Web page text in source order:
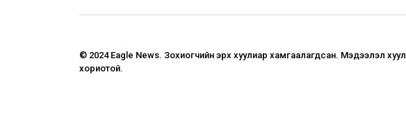
© 2024 Eagle News. Зохиогчийн эрх хуулиар хамгаалагдсан. Мэдээлэл
хориотой.